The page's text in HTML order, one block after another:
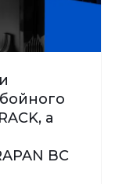
а
BC